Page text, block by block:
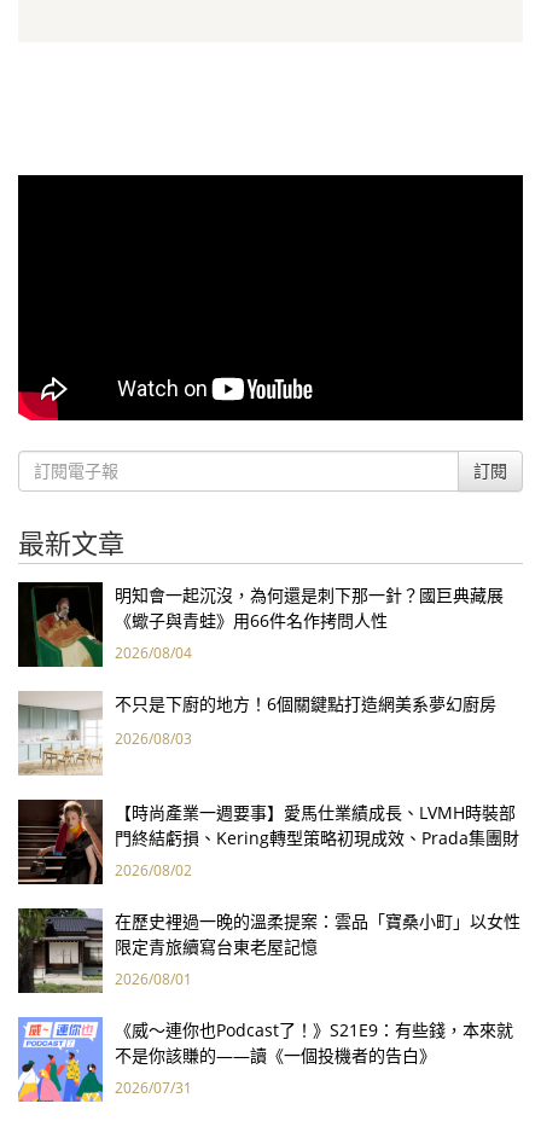
訂閱
最新文章
明知會一起沉沒，為何還是刺下那一針？國巨典藏展
《蠍子與青蛙》用66件名作拷問人性
2026/08/04
不只是下廚的地方！6個關鍵點打造網美系夢幻廚房
2026/08/03
【時尚產業一週要事】愛馬仕業績成長、LVMH時裝部
門終結虧損、Kering轉型策略初現成效、Prada集團財
報亮眼
2026/08/02
在歷史裡過一晚的溫柔提案：雲品「寶桑小町」以女性
限定青旅續寫台東老屋記憶
2026/08/01
《威～連你也Podcast了！》S21E9：有些錢，本來就
不是你該賺的——讀《一個投機者的告白》
2026/07/31